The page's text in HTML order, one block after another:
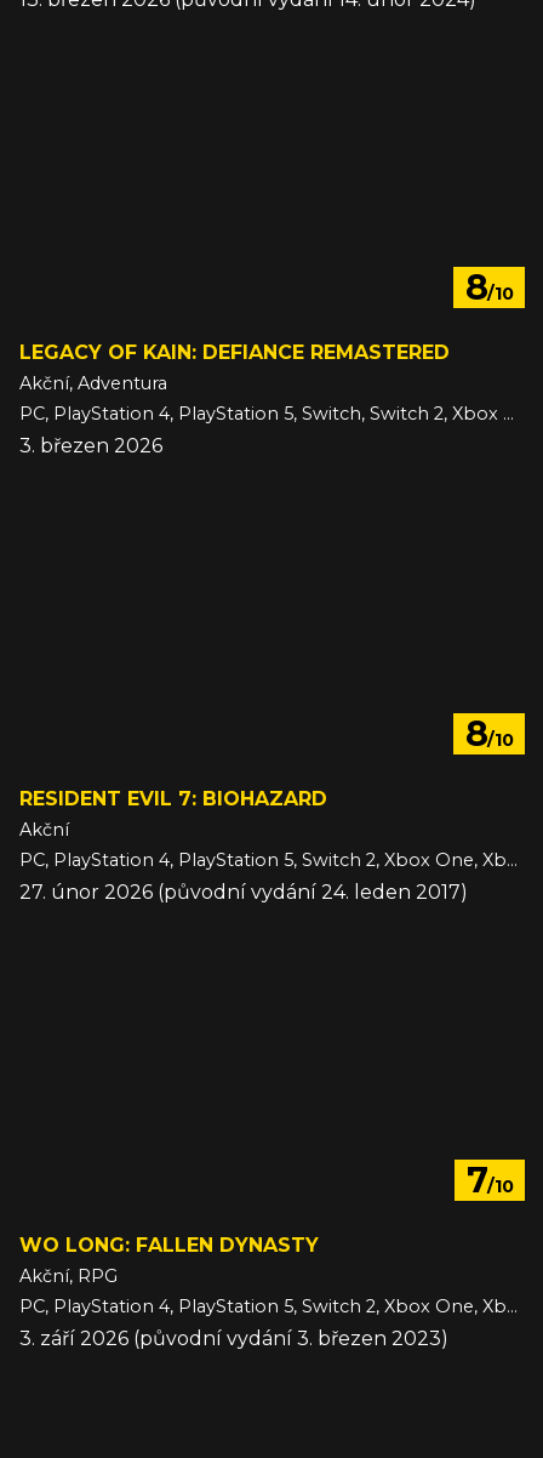
8/10
LEGACY OF KAIN: DEFIANCE REMASTERED
Akční, Adventura
PC, PlayStation 4, PlayStation 5, Switch, Switch 2, Xbox One, Xbox Series
3. březen 2026
8/10
RESIDENT EVIL 7: BIOHAZARD
Akční
PC, PlayStation 4, PlayStation 5, Switch 2, Xbox One, Xbox Series
27. únor 2026 (původní vydání 24. leden 2017)
7/10
WO LONG: FALLEN DYNASTY
Akční, RPG
PC, PlayStation 4, PlayStation 5, Switch 2, Xbox One, Xbox Series
3. září 2026 (původní vydání 3. březen 2023)